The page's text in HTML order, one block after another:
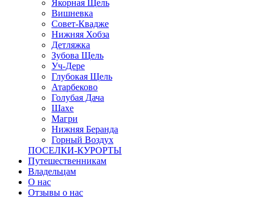
Якорная Щель
Вишневка
Совет-Квадже
Нижняя Хобза
Детляжка
Зубова Щель
Уч-Дере
Глубокая Щель
Атарбеково
Голубая Дача
Шахе
Магри
Нижняя Беранда
Горный Воздух
ПОСЕЛКИ-КУРОРТЫ
Путешественникам
Владельцам
О нас
Отзывы о нас